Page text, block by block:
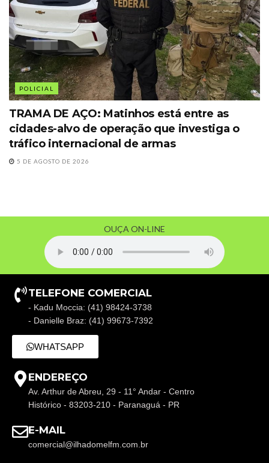
POLICIAL
TRAMA DE AÇO: Matinhos está entre as
cidades-alvo de operação que investiga o
tráfico internacional de armas
5 DE AGOSTO DE 2026
OUÇA ON-LINE
TELEFONE COMERCIAL
- Kadu Moccia: (41) 98424-3738
- Danielle Braz: (41) 99673-7392
WHATSAPP
ENDEREÇO
Av. Arthur de Abreu, 29 - 11° Andar - Centro
Histórico - 83203-210 - Paranaguá - PR
E-MAIL
comercial@ilhadomelfm.com.br